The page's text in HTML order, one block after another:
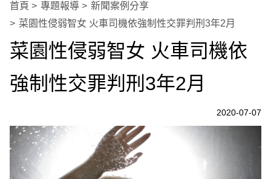
首頁 專題報導
新聞案例分享
菜園性侵弱智女 火車司機依強制性交罪判刑3年2月
菜園性侵弱智女 火車司機依
強制性交罪判刑3年2月
2020-07-07